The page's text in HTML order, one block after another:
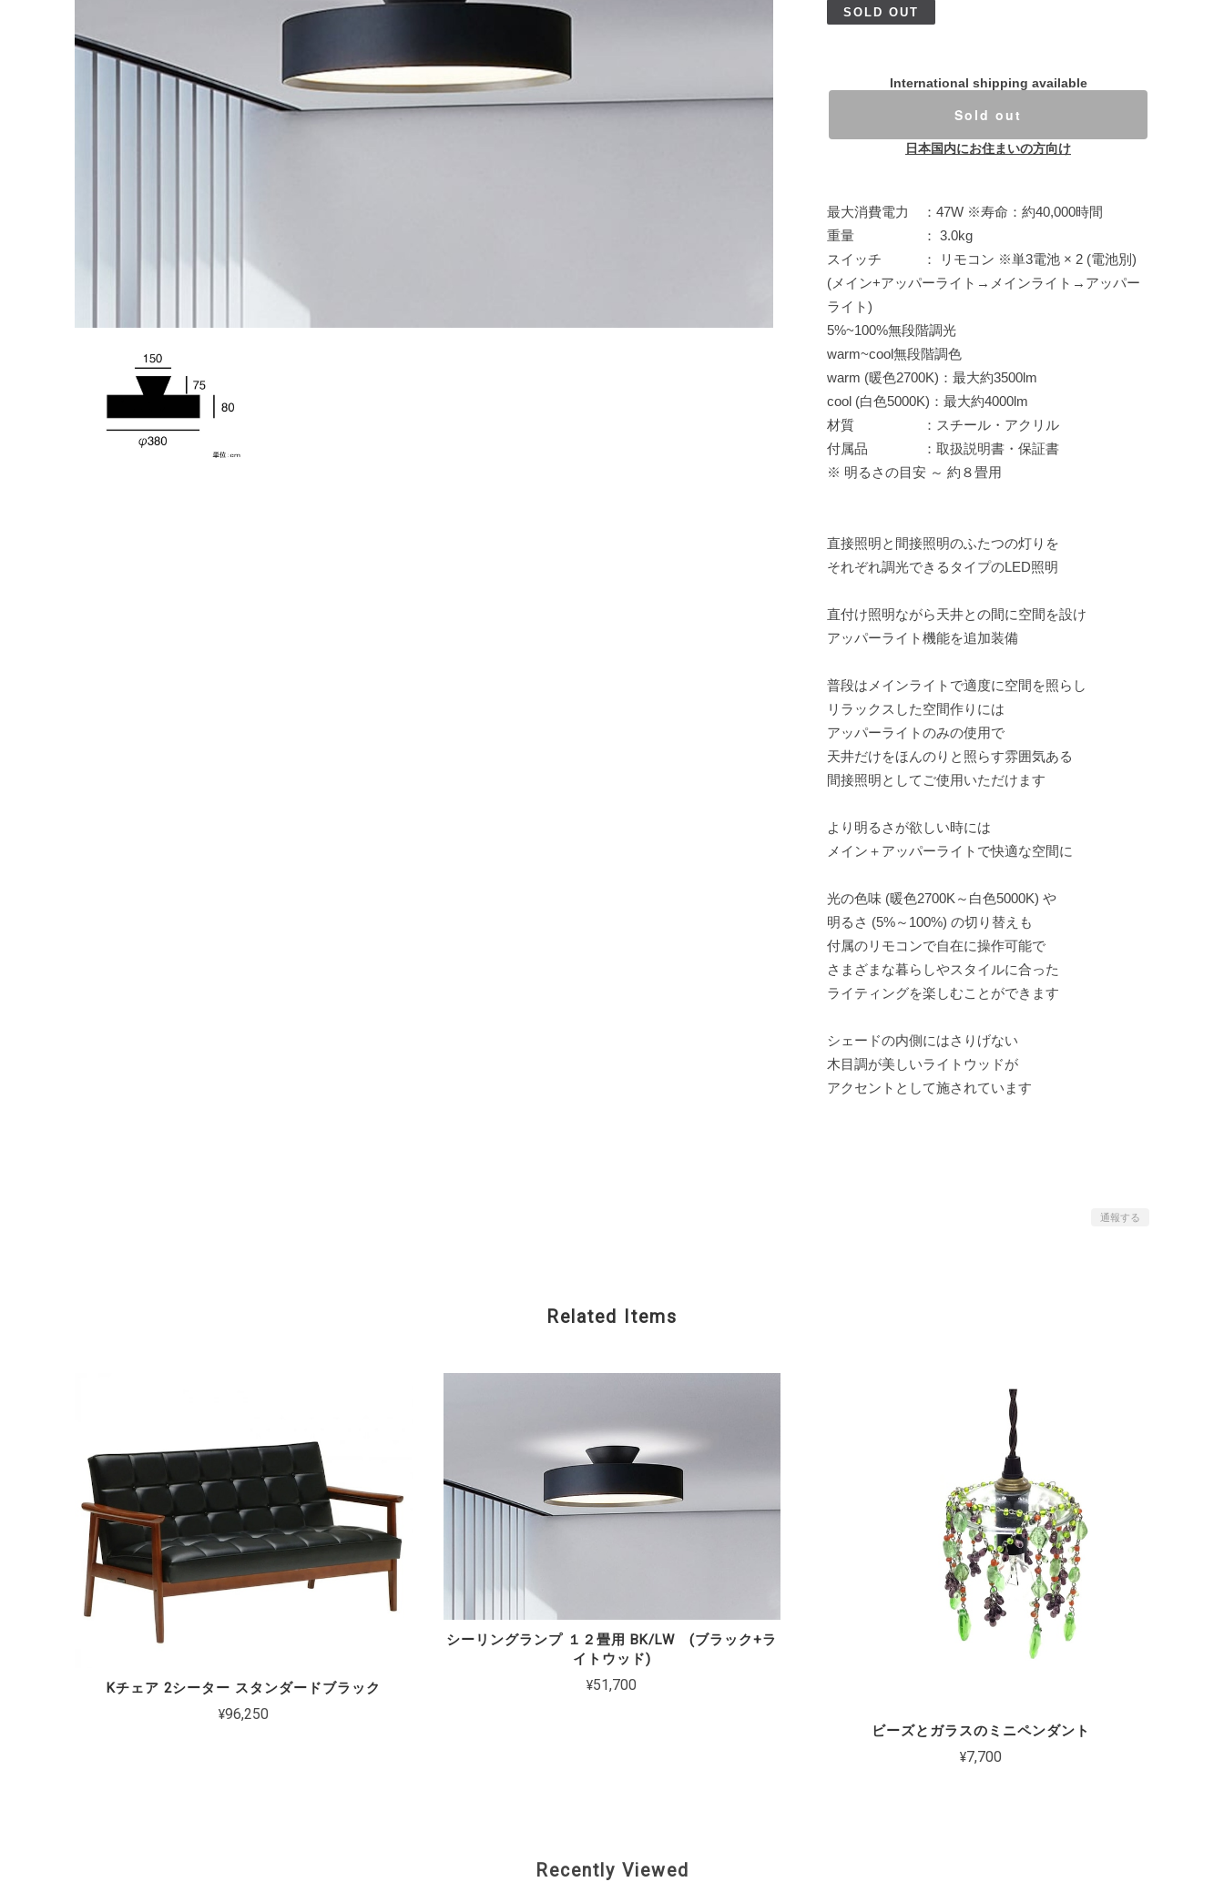
SOLD OUT
International shipping available
Sold out
日本国内にお住まいの方向け
最大消費電力 ：47W ※寿命：約40,000時間
重量 ： 3.0kg
スイッチ ： リモコン ※単3電池 × 2 (電池別)
(メイン+アッパーライト→メインライト→アッパー
ライト)
5%~100%無段階調光
warm~cool無段階調色
warm (暖色2700K)：最大約3500lm
cool (白色5000K)：最大約4000lm
材質 ：スチール・アクリル
付属品 ：取扱説明書・保証書
※ 明るさの目安 ～ 約８畳用
直接照明と間接照明のふたつの灯りを
それぞれ調光できるタイプのLED照明
直付け照明ながら天井との間に空間を設け
アッパーライト機能を追加装備
普段はメインライトで適度に空間を照らし
リラックスした空間作りには
アッパーライトのみの使用で
天井だけをほんのりと照らす雰囲気ある
間接照明としてご使用いただけます
より明るさが欲しい時には
メイン＋アッパーライトで快適な空間に
光の色味 (暖色2700K～白色5000K) や
明るさ (5%～100%) の切り替えも
付属のリモコンで自在に操作可能で
さまざまな暮らしやスタイルに合った
ライティングを楽しむことができます
シェードの内側にはさりげない
木目調が美しいライトウッドが
アクセントとして施されています
通報する
Related Items
Kチェア 2シーター スタンダードブラック
¥96,250
シーリングランプ １２畳用 BK/LW (ブラック+ラ
イトウッド)
¥51,700
ビーズとガラスのミニペンダント
¥7,700
Recently Viewed